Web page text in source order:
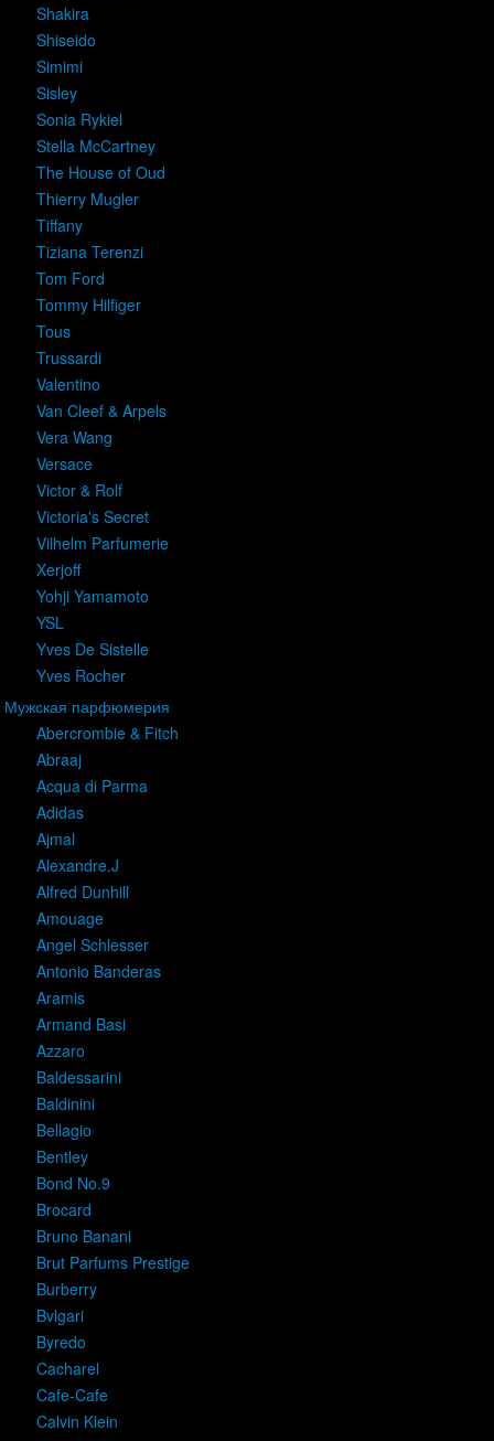
Shakira
Shiseido
Simimi
Sisley
Sonia Rykiel
Stella McCartney
The House of Oud
Thierry Mugler
Tiffany
Tiziana Terenzi
Tom Ford
Tommy Hilfiger
Tous
Trussardi
Valentino
Van Cleef & Arpels
Vera Wang
Versace
Victor & Rolf
Victoria's Secret
Vilhelm Parfumerie
Xerjoff
Yohji Yamamoto
YSL
Yves De Sistelle
Yves Rocher
Мужская парфюмерия
Abercrombie & Fitch
Abraaj
Acqua di Parma
Adidas
Ajmal
Alexandre.J
Alfred Dunhill
Amouage
Angel Schlesser
Antonio Banderas
Aramis
Armand Basi
Azzaro
Baldessarini
Baldinini
Bellagio
Bentley
Bond No.9
Brocard
Bruno Banani
Brut Parfums Prestige
Burberry
Bvlgari
Byredo
Cacharel
Cafe-Cafe
Calvin Klein